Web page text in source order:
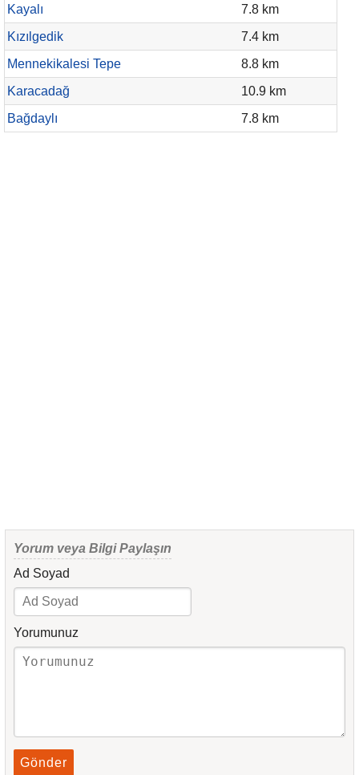
Kayalı
7.8 km
Kızılgedik
7.4 km
Mennekikalesi Tepe
8.8 km
Karacadağ
10.9 km
Bağdaylı
7.8 km
Yorum veya Bilgi Paylaşın
Ad Soyad
Yorumunuz
Gönder